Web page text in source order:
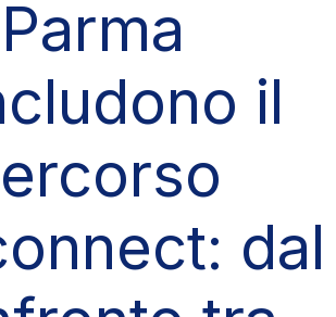
Parma
il
dal